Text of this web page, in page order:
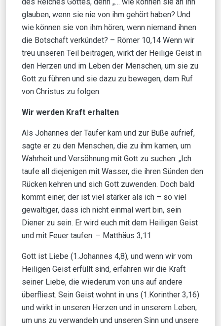
glauben, wenn sie nie von ihm gehört haben? Und
wie können sie von ihm hören, wenn niemand ihnen
die Botschaft verkündet? ​​– Römer 10,14 Wenn wir
treu unseren Teil beitragen, wirkt der Heilige Geist in
den Herzen und im Leben der Menschen, um sie zu
Gott zu führen und sie dazu zu bewegen, dem Ruf
von Christus zu folgen.
Wir werden Kraft erhalten
Als Johannes der Täufer kam und zur Buße aufrief,
sagte er zu den Menschen, die zu ihm kamen, um
Wahrheit und Versöhnung mit Gott zu suchen: „Ich
taufe all diejenigen mit Wasser, die ihren Sünden den
Rücken kehren und sich Gott zuwenden. Doch bald
kommt einer, der ist viel stärker als ich – so viel
gewaltiger, dass ich nicht einmal wert bin, sein
Diener zu sein. Er wird euch mit dem Heiligen Geist
und mit Feuer taufen. – Matthäus 3,11
Gott ist Liebe (1.Johannes 4,8), und wenn wir vom
Heiligen Geist erfüllt sind, erfahren wir die Kraft
seiner Liebe, die wiederum von uns auf andere
überfliest. Sein Geist wohnt in uns (1.Korinther 3,16)
und wirkt in unseren Herzen und in unserem Leben,
um uns zu verwandeln und unseren Sinn und unsere